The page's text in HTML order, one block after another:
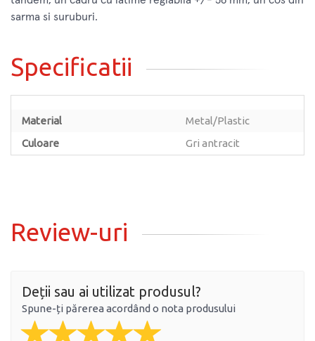
sarma si suruburi.
Specificatii
Material
Metal/Plastic
Culoare
Gri antracit
Review-uri
Deții sau ai utilizat produsul?
Spune-ți părerea acordând o nota produsului